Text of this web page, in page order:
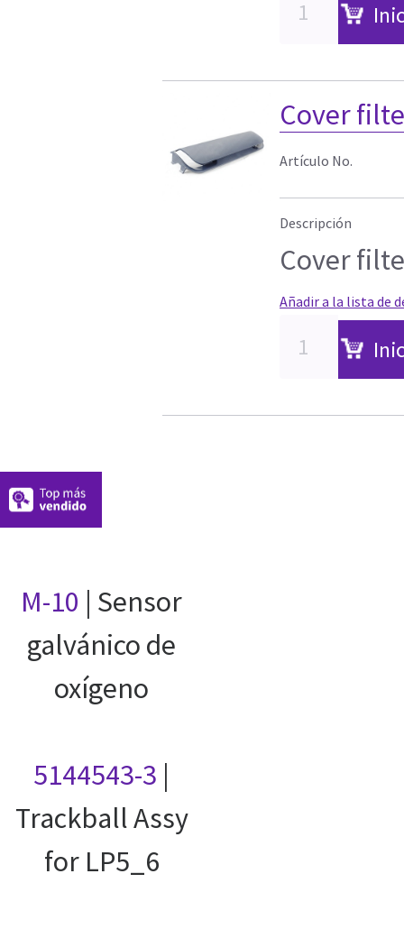
Cover
Artículo No.
Descripción
Cover
Añadir a la lista de
M-10 | Sensor
galvánico de
oxígeno
5144543-3 |
Trackball Assy
for LP5_6